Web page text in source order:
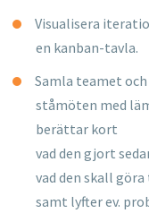
Visualisera
en kanban-tavla.
Samla teamet
ståmöten med
berättar kort
vad den gjort
vad den skall
samt lyfter ev.